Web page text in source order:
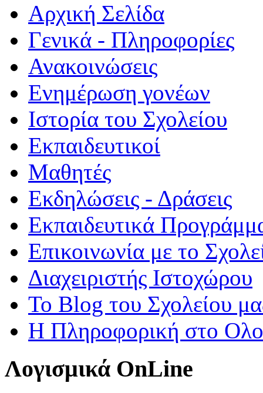
Αρχική Σελίδα
Γενικά - Πληροφορίες
Ανακοινώσεις
Ενημέρωση γονέων
Ιστορία του Σχολείου
Εκπαιδευτικοί
Μαθητές
Εκδηλώσεις - Δράσεις
Εκπαιδευτικά
Επικοινωνία με το
Διαχειριστής Ιστοχώρου
Το Blog του Σχολείου
Η Πληροφορική στο
Λογισμικά OnLine